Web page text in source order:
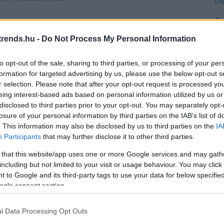
- Do Not Process My Personal Information
opt-out of the sale, sharing to third parties, or processing of your
for targeted advertising by us, please use the below opt-out
selection. Please note that after your opt-out request is processed
interest-based ads based on personal information utilized by us
to third parties prior to your opt-out. You may separately
of your personal information by third parties on the IAB’s list of
This information may also be disclosed by us to third parties on the
Participants that may further disclose it to other third parties.
that this website/app uses one or more Google services and may
but not limited to your visit or usage behaviour. You may
to Google and its third-party tags to use your data for below
consent section.
Data Processing Opt Outs
Karikó Katalin
12:09
gimnazistát delegál a MISZ a
ünnepségére
és hat tehetséges fiatal kutatóval folytatott interjú után
zsűri döntött az idei résztvevőről a Kutató Diákokért
elhunyt a lítiumion akkumulátorok
még a Nobel-díjat is megkapta a felfedezéséért.
A
A